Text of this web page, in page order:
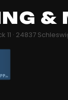
&
11 · 24837